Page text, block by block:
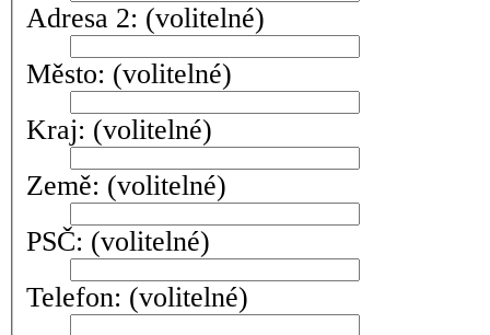
Adresa 2: (volitelné)
Město: (volitelné)
Kraj: (volitelné)
Země: (volitelné)
PSČ: (volitelné)
Telefon: (volitelné)